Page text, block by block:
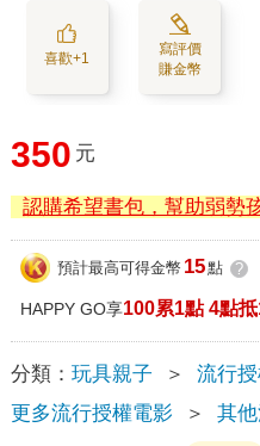
喜歡+1
寫評價
賺金幣
350 元
認購希望書包，幫助弱勢
預計最高可得金幣 15點 ?
HAPPY GO享100累1點 4點
分類： 玩具親子 ＞ 流行
更多流行授權電影
＞ 其